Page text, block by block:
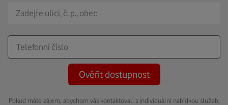
Ověřit dostupnost
Pokud máte zájem, abychom vás kontaktovali s individuální nabídkou služeb,